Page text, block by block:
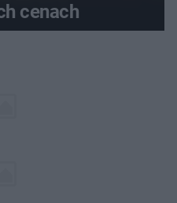
cenach